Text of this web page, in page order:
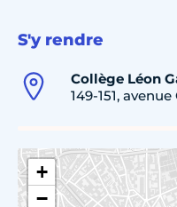
S'y rendre
Collège Léon
149-151,
+
−